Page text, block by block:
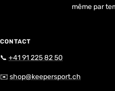
même par
CONTACT
📞 +41 91 225 82 50
✉️ shop@keepersport.ch